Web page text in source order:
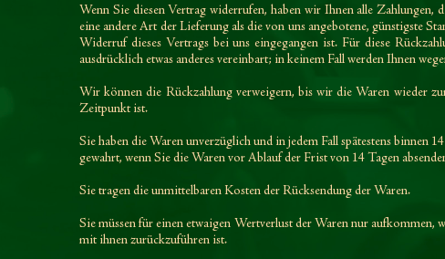
Wenn Sie diesen Vertrag widerrufen, haben wir Ihnen alle Zahlungen,
eine andere Art der Lieferung als die von uns angebotene, günstigste
Widerruf dieses Vertrags bei uns eingegangen ist. Für diese
ausdrücklich etwas anderes vereinbart; in keinem Fall werden Ihnen
Wir können die Rückzahlung verweigern, bis wir die Waren wieder
Zeitpunkt ist.
Sie haben die Waren unverzüglich und in jedem Fall spätestens binnen 14
gewahrt, wenn Sie die Waren vor Ablauf der Frist von 14 Tagen
Sie tragen die unmittelbaren Kosten der Rücksendung der Waren.
Sie müssen für einen etwaigen Wertverlust der Waren nur
mit ihnen zurückzuführen ist.